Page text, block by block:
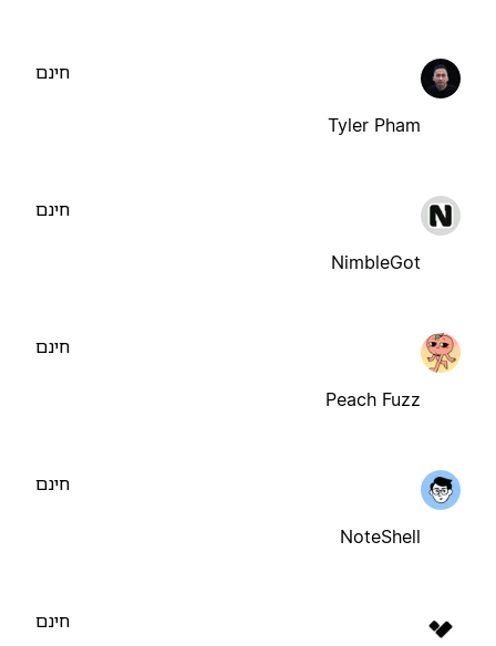
Tyler Pham
חינם
NimbleGot
חינם
Peach Fuzz
חינם
NoteShell
חינם
חינם